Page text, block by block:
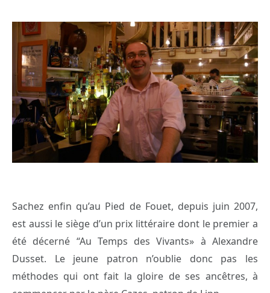
Sachez enfin qu’au Pied de Fouet, depuis juin 2007,
est aussi le siège d’un prix littéraire dont le premier a
été décerné “Au Temps des Vivants» à Alexandre
Dusset. Le jeune patron n’oublie donc pas les
méthodes qui ont fait la gloire de ses ancêtres, à